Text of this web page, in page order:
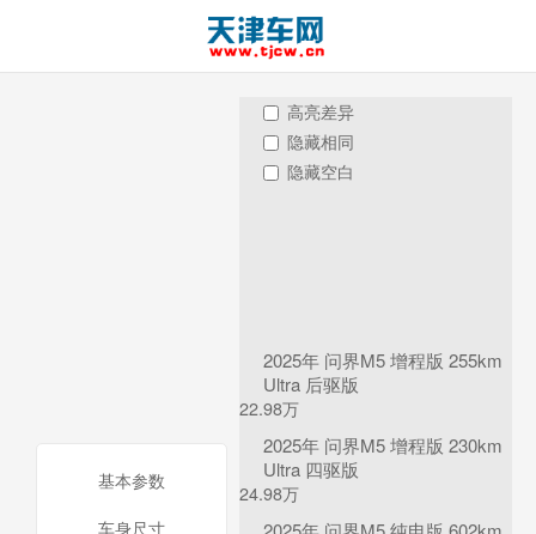
高亮差异
隐藏相同
隐藏空白
2025年 问界M5 增程版 255km
Ultra 后驱版
22.98万
2025年 问界M5 增程版 230km
Ultra 四驱版
24.98万
基本参数
车身尺寸